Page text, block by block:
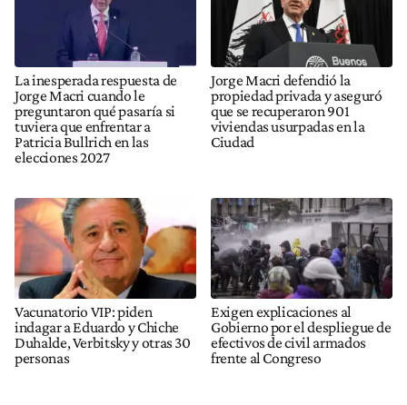
La inesperada respuesta de
Jorge Macri cuando le
preguntaron qué pasaría si
tuviera que enfrentar a
Patricia Bullrich en las
elecciones 2027
Jorge Macri defendió la
propiedad privada y aseguró
que se recuperaron 901
viviendas usurpadas en la
Ciudad
Vacunatorio VIP: piden
indagar a Eduardo y Chiche
Duhalde, Verbitsky y otras 30
personas
Exigen explicaciones al
Gobierno por el despliegue de
efectivos de civil armados
frente al Congreso